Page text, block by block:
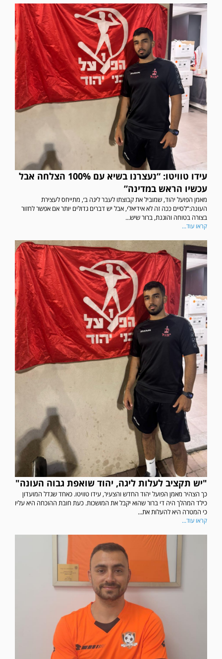
עידו טוויטו: “נעצרנו בשיא עם 100% הצלחה אבל
עכשיו הראש במדינה”
מאמן הפועל יהוד, שמוביל את קבוצתו לעבר ליגה ב׳, מתייחס לעצירת
העונה:“לסיים ככה זה לא אידיאלי, אבל יש דברים גדולים יותר אם אפשר לחזור
בצורה בטוחה והוגנת, ברור שיש...
קראו עוד...
"יש תקציב לעלות ליגה, יהוד שואפת גבוה העונה"
כך הצהיר מאמן הפועל יהוד החדש והצעיר, עידו טוויטו. כאחד שגדל המועדון
כילד המהלך היה די ברור שהוא יקבל את המושכות. כעת חובת ההוכחה היא עליו
כי המטרה היא להעלות את...
קראו עוד...